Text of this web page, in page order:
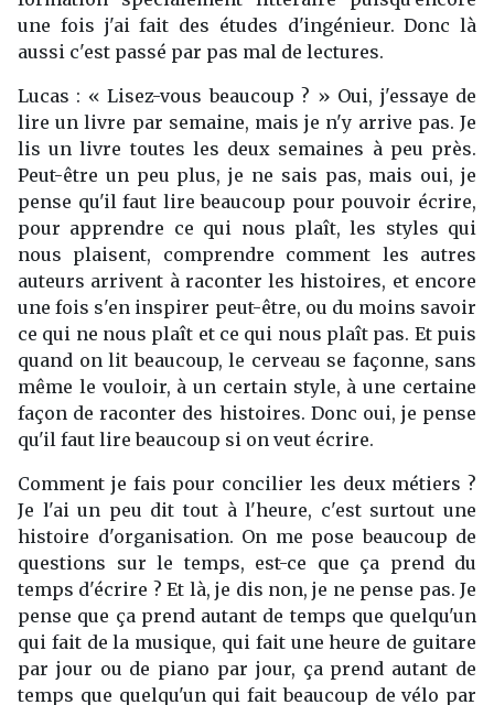
une fois j'ai fait des études d'ingénieur. Donc là
aussi c'est passé par pas mal de lectures.
Lucas : « Lisez-vous beaucoup ? » Oui, j'essaye de
lire un livre par semaine, mais je n'y arrive pas. Je
lis un livre toutes les deux semaines à peu près.
Peut-être un peu plus, je ne sais pas, mais oui, je
pense qu'il faut lire beaucoup pour pouvoir écrire,
pour apprendre ce qui nous plaît, les styles qui
nous plaisent, comprendre comment les autres
auteurs arrivent à raconter les histoires, et encore
une fois s'en inspirer peut-être, ou du moins savoir
ce qui ne nous plaît et ce qui nous plaît pas. Et puis
quand on lit beaucoup, le cerveau se façonne, sans
même le vouloir, à un certain style, à une certaine
façon de raconter des histoires. Donc oui, je pense
qu'il faut lire beaucoup si on veut écrire.
Comment je fais pour concilier les deux métiers ?
Je l'ai un peu dit tout à l'heure, c'est surtout une
histoire d'organisation. On me pose beaucoup de
questions sur le temps, est-ce que ça prend du
temps d'écrire ? Et là, je dis non, je ne pense pas. Je
pense que ça prend autant de temps que quelqu'un
qui fait de la musique, qui fait une heure de guitare
par jour ou de piano par jour, ça prend autant de
temps que quelqu'un qui fait beaucoup de vélo par